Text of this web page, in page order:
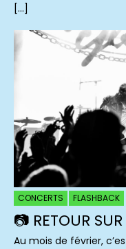
[…]
CONCERTS FLASHBACK
📷 RETOUR
Au mois de février,